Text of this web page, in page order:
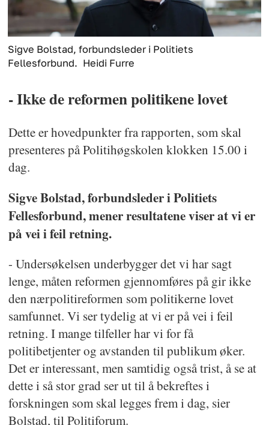
Sigve Bolstad, forbundsleder i Politiets
Fellesforbund. Heidi Furre
- Ikke de reformen politikene lovet
Dette er hovedpunkter fra rapporten, som skal
presenteres på Politihøgskolen klokken 15.00 i
dag.
Sigve Bolstad, forbundsleder i Politiets
Fellesforbund, mener resultatene viser at vi er
på vei i feil retning.
- Undersøkelsen underbygger det vi har sagt
lenge, måten reformen gjennomføres på gir ikke
den nærpolitireformen som politikerne lovet
samfunnet. Vi ser tydelig at vi er på vei i feil
retning. I mange tilfeller har vi for få
politibetjenter og avstanden til publikum øker.
Det er interessant, men samtidig også trist, å se at
dette i så stor grad ser ut til å bekreftes i
forskningen som skal legges frem i dag, sier
Bolstad, til Politiforum.